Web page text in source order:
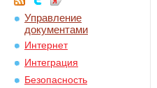
Управление
документами
Интернет
Интеграция
Безопасность